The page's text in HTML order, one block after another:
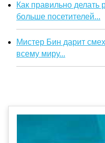
Как правильно делать
больше посетителей...
Мистер Бин дарит
всему миру...